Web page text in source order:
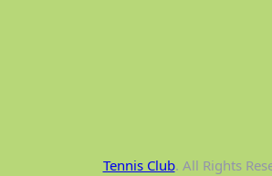
Tennis Club. All Rights